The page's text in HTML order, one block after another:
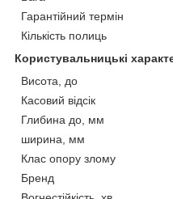
Гарантійний термін
Кількість полиць
Користувальницькі
Висота, до
Касовий відсік
Глибина до, мм
ширина, мм
Клас опору злому
Бренд